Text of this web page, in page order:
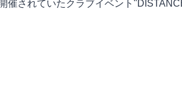
催されていたクラブイベント